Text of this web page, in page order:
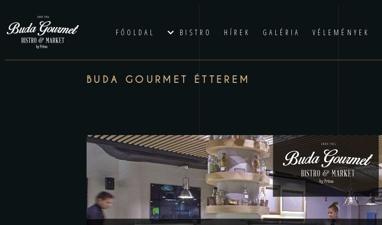
FŐOLDAL BISTRO HÍREK GALÉRIA VÉLEMÉNYEK
BUDA GOURMET ÉTTEREM